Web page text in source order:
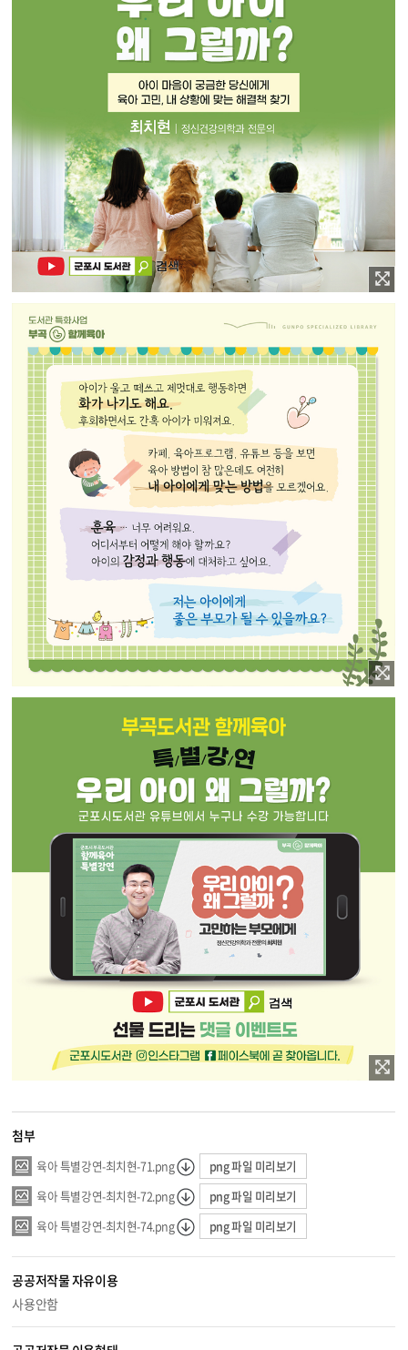
첨부
육아 특별강연-최치현-71.png
png 파일 미리보기
육아 특별강연-최치현-72.png
png 파일 미리보기
육아 특별강연-최치현-74.png
png 파일 미리보기
공공저작물 자유이용
사용안함